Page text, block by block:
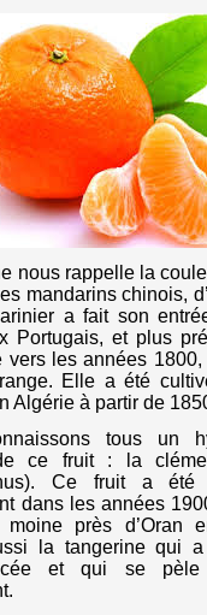
nous rappelle la
mandarins chinois,
a fait son
Portugais, et plus
vers les années
Elle a été
Algérie à partir de
tous un
ce fruit : la
Ce fruit a été
dans les années
moine près d’Oran
la tangerine qui
et qui se pèle